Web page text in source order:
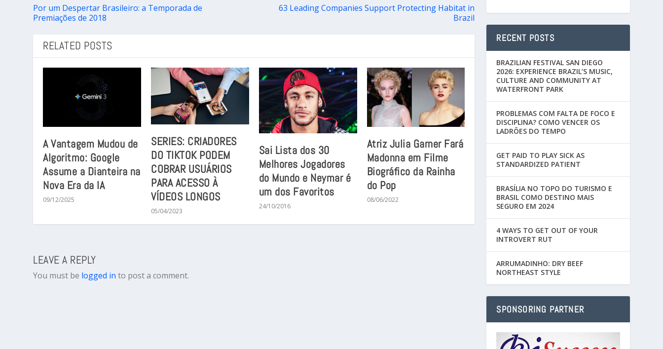
Por um Despertar Brasileiro: a Temporada de
Premiações de 2018
63 Leading Companies Support Protecting Habitat in
Brazil
RELATED POSTS
A Vantagem Mudou de
Algoritmo: Google
Assume a Dianteira na
Nova Era da IA
09/12/2025
SERIES: CRIADORES
DO TIKTOK PODEM
COBRAR USUÁRIOS
PARA ACESSO À
VÍDEOS LONGOS
05/04/2023
Sai Lista dos 30
Melhores Jogadores
do Mundo e Neymar é
um dos Favoritos
24/10/2016
Atriz Julia Garner Fará
Madonna em Filme
Biográfico da Rainha
do Pop
08/06/2022
LEAVE A REPLY
You must be logged in to post a comment.
RECENT POSTS
BRAZILIAN FESTIVAL SAN DIEGO
2026: EXPERIENCE BRAZIL’S MUSIC,
CULTURE AND COMMUNITY AT
WATERFRONT PARK
PROBLEMAS COM FALTA DE FOCO E
DISCIPLINA? COMO VENCER OS
LADRÕES DO TEMPO
GET PAID TO PLAY SICK AS
STANDARDIZED PATIENT
BRASÍLIA NO TOPO DO TURISMO E
BRASIL COMO DESTINO MAIS
SEGURO EM 2024
4 WAYS TO GET OUT OF YOUR
INTROVERT RUT
ARRUMADINHO: DRY BEEF
NORTHEAST STYLE
SPONSORING PARTNER